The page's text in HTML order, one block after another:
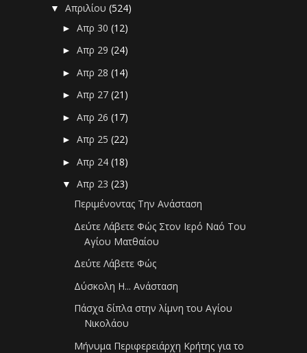
▼Απριλίου(524)
►Απρ 30(12)
►Απρ 29(24)
►Απρ 28(14)
►Απρ 27(21)
►Απρ 26(17)
►Απρ 25(22)
►Απρ 24(18)
▼Απρ 23(23)
Περιμένοντας Την Ανάσταση
Δεύτε Λάβετε Φώς Στον Ιερό Ναό Του
Αγίου Ματθαίου
Δεύτε Λάβετε Φώς
Δύσκολη Η... Ανάσταση
Πάσχα δίπλα στην λίμνη του Αγίου
Νικολάου
Μήνυμα Περιφερειάρχη Κρήτης για το